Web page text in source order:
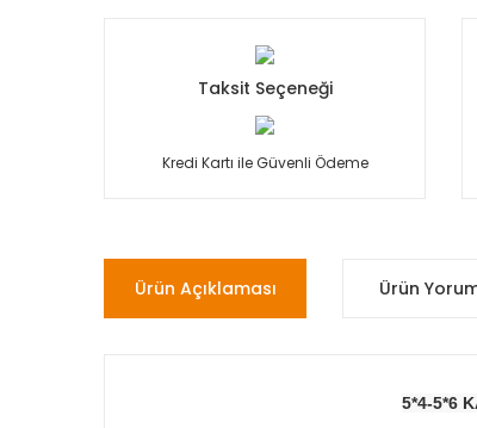
Taksit Seçeneği
Kredi Kartı ile Güvenli Ödeme
Ürün Açıklaması Ürün
5*4-5*6